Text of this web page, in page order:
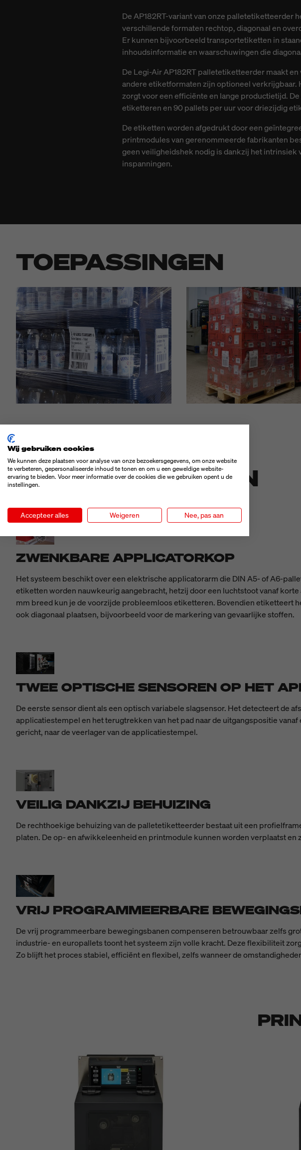
De AP182RT-variant van onze
verschillende formaten rechtop, diagonaal en
Er kunnen bijvoorbeeld transportetiketten in
inhoudsinformatie en waarschuwingen die
De Legi-Air AP182RT palletetiketteerder maakt
andere etiketformaten zijn optioneel
zorgt voor een efficiënte en lange productietijd.
etiketteren en 90 pallets per uur voor driezijdig
De etiketten worden afgedrukt door een
printmodules van gerenommeerde fabrikanten
geen veiligheidshek nodig is dankzij het
inspanningen.
TOEPASSINGEN
BIJZONDERHEDEN
ZWENKBARE APPLICATORKOP
Het systeem beschikt over een elektrische applicatorarm die DIN A5- of A6-
etiketten worden nauwkeurig aangebracht, hetzij door een luchtstoot vanaf
mm breed kun je de voorzijde probleemloos etiketteren. Bovendien etiketteert
ook diagonaal plaatsen, bijvoorbeeld voor de markering van gevaarlijke stoffen.
TWEE OPTISCHE SENSOREN OP HET
De eerste sensor dient als een optisch variabele slagsensor. Het detecteert de
applicatiestempel en het terugtrekken van het pad naar de uitgangspositie
gericht, naar de veerlager van de applicatiestempel.
VEILIG DANKZIJ BEHUIZING
De rechthoekige behuizing van de palletetiketteerder bestaat uit een
platen. De op- en afwikkeleenheid en printmodule kunnen worden verplaatst
VRIJ PROGRAMMEERBARE
De vrij programmeerbare bewegingsbanen compenseren betrouwbaar zelfs
industrie- en europallets toont het systeem zijn volle kracht. Deze flexibiliteit
Zo blijft het proces stabiel, efficiënt en flexibel, zelfs wanneer de
Wij gebruiken cookies
We kunnen deze plaatsen voor analyse van onze bezoekersgegevens, om onze website
te verbeteren, gepersonaliseerde inhoud te tonen en om u een geweldige website-
ervaring te bieden. Voor meer informatie over de cookies die we gebruiken opent u de
instellingen.
Accepteer alles Weigeren Nee, pas aan